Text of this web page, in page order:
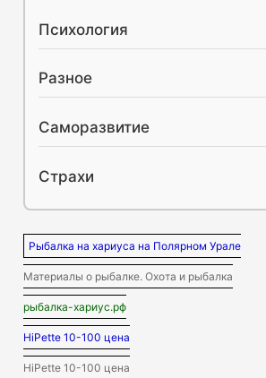
Психология
Разное
Саморазвитие
Страхи
Рыбалка на хариуса на Полярном Урале
Материалы о рыбалке. Охота и рыбалка
рыбалка-хариус.рф
HiPette 10-100 цена
HiPette 10-100 цена